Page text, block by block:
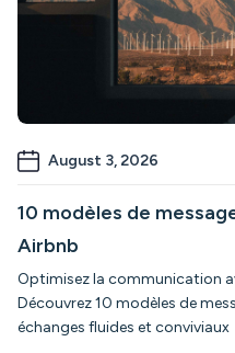
August 3, 2026
10 modèles de
Airbnb
Optimisez la communication
Découvrez 10 modèles de
échanges fluides et conviviaux